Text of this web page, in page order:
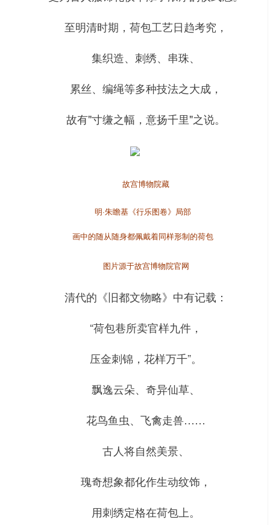
至明清时期，荷包工艺日趋考究，
集织造、刺绣、串珠、
累丝、编绳等多种技法之大成，
故有"寸缣之幅，意扬千里"之说。
故宫博物院藏
明·朱瞻基《行乐图卷》局部
画中的随从随身都佩戴着同样形制的荷包
图片源于故宫博物院官网
清代的《旧都文物略》中有记载：
“荷包巷所卖官样九件，
压金刺锦，花样万千”。
飘逸云朵、奇异仙草、
花鸟鱼虫、飞禽走兽……
古人将自然美景、
瑰奇想象都化作生动纹饰，
用刺绣定格在荷包上。